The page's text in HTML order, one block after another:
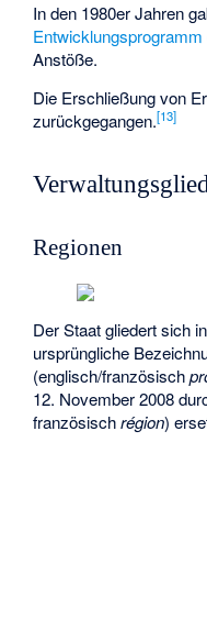
In den 1980er Jahren
Anstöße.
Die Erschließung von
zurückgegangen.[13]
Regionen
Der Staat gliedert sich
ursprüngliche
(englisch/französisch
12. November 2008
französischrégion)